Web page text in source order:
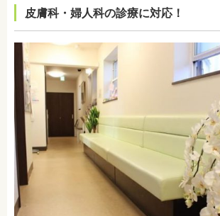
皮膚科・婦人科の診療に対応！